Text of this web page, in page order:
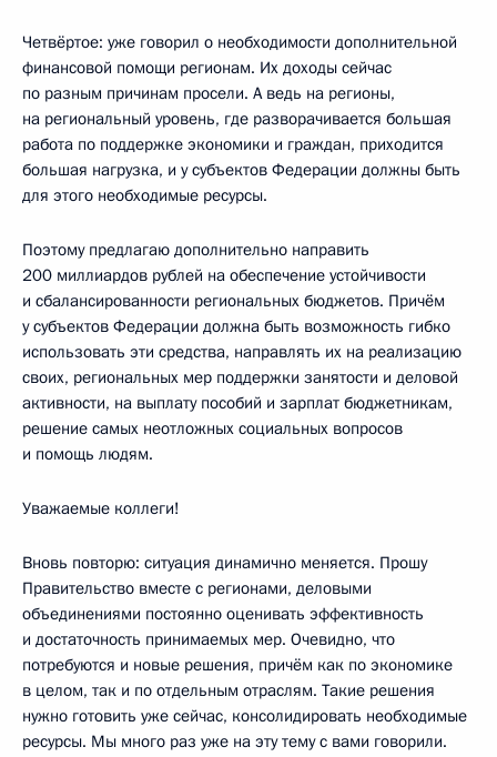
Четвёртое: уже говорил о необходимости дополнительной
финансовой помощи регионам. Их доходы сейчас
по разным причинам просели. А ведь на регионы,
на региональный уровень, где разворачивается большая
работа по поддержке экономики и граждан, приходится
большая нагрузка, и у субъектов Федерации должны быть
для этого необходимые ресурсы.
Поэтому предлагаю дополнительно направить
200 миллиардов рублей на обеспечение устойчивости
и сбалансированности региональных бюджетов. Причём
у субъектов Федерации должна быть возможность гибко
использовать эти средства, направлять их на реализацию
своих, региональных мер поддержки занятости и деловой
активности, на выплату пособий и зарплат бюджетникам,
решение самых неотложных социальных вопросов
и помощь людям.
Уважаемые коллеги!
Вновь повторю: ситуация динамично меняется. Прошу
Правительство вместе с регионами, деловыми
объединениями постоянно оценивать эффективность
и достаточность принимаемых мер. Очевидно, что
потребуются и новые решения, причём как по экономике
в целом, так и по отдельным отраслям. Такие решения
нужно готовить уже сейчас, консолидировать необходимые
ресурсы. Мы много раз уже на эту тему с вами говорили.